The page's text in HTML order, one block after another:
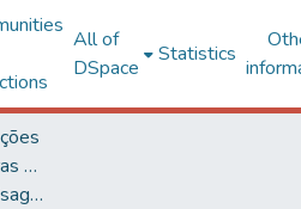
All of
DSpace
Statistics
Ciências Humanas, Letras e Artes
Patrimônio Cultural, Paisagens e Cidadania